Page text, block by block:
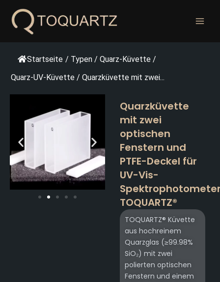
Inhalt
springen
Startseite / Typen / Quarz-Küvette /
Quarz-UV-Küvette / Quarzküvette mit zwei...
Quarzküvette
mit zwei
optischen
Fenstern und
PTFE-Deckel für
UV-Vis-
TOQUARTZ®
TOQUARTZ® Küvette
aus hochreinem
Quarzglas (≥99.98%
SiO₂) mit zwei
polierten optischen
Fenstern und einem